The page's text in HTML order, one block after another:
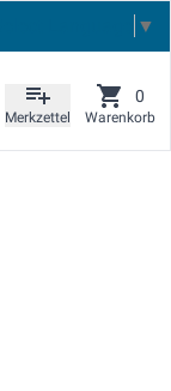
▼
Merkzettel Warenkorb
0